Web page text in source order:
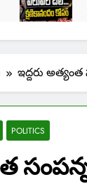
1 Month Ago
ఇద్దరు
POLITICS